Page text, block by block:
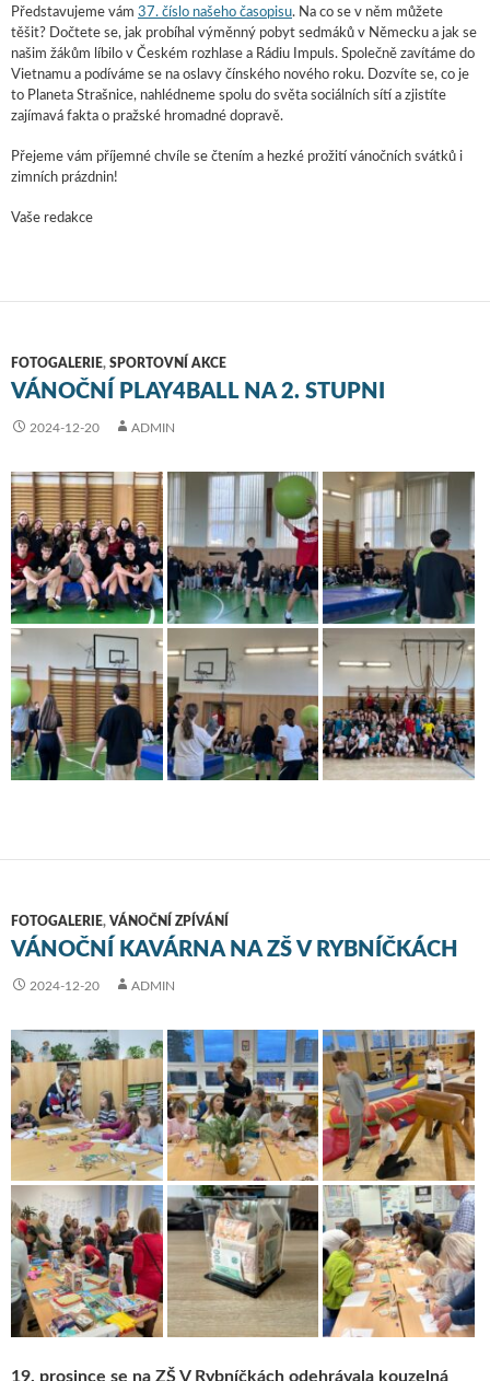
Představujeme vám 37. číslo našeho časopisu. Na co se v něm můžete
těšit? Dočtete se, jak probíhal výměnný pobyt sedmáků v Německu a jak se
našim žákům líbilo v Českém rozhlase a Rádiu Impuls. Společně zavítáme do
Vietnamu a podíváme se na oslavy čínského nového roku. Dozvíte se, co je
to Planeta Strašnice, nahlédneme spolu do světa sociálních sítí a zjistíte
zajímavá fakta o pražské hromadné dopravě.
Přejeme vám příjemné chvíle se čtením a hezké prožití vánočních svátků i
zimních prázdnin!
Vaše redakce
FOTOGALERIE, SPORTOVNÍ AKCE
VÁNOČNÍ PLAY4BALL NA 2. STUPNI
2024-12-20 ADMIN
FOTOGALERIE, VÁNOČNÍ ZPÍVÁNÍ
VÁNOČNÍ KAVÁRNA NA ZŠ V RYBNÍČKÁCH
2024-12-20 ADMIN
19. prosince se na ZŠ V Rybníčkách odehrávala kouzelná